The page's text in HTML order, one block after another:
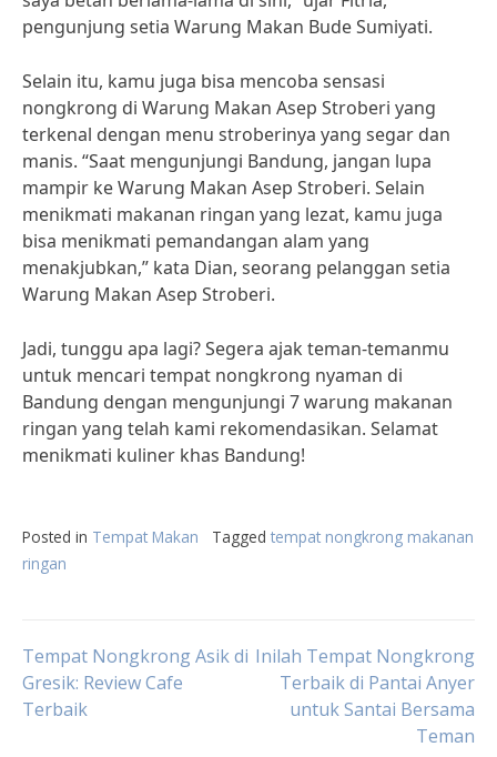
pengunjung setia Warung Makan Bude Sumiyati.
Selain itu, kamu juga bisa mencoba sensasi
nongkrong di Warung Makan Asep Stroberi yang
terkenal dengan menu stroberinya yang segar dan
manis. “Saat mengunjungi Bandung, jangan lupa
mampir ke Warung Makan Asep Stroberi. Selain
menikmati makanan ringan yang lezat, kamu juga
bisa menikmati pemandangan alam yang
menakjubkan,” kata Dian, seorang pelanggan setia
Warung Makan Asep Stroberi.
Jadi, tunggu apa lagi? Segera ajak teman-temanmu
untuk mencari tempat nongkrong nyaman di
Bandung dengan mengunjungi 7 warung makanan
ringan yang telah kami rekomendasikan. Selamat
menikmati kuliner khas Bandung!
Posted in Tempat Makan Tagged tempat nongkrong makanan
ringan
Post
navigation
Tempat Nongkrong Asik di
Gresik: Review Cafe
Terbaik
Inilah Tempat Nongkrong
Terbaik di Pantai Anyer
untuk Santai Bersama
Teman